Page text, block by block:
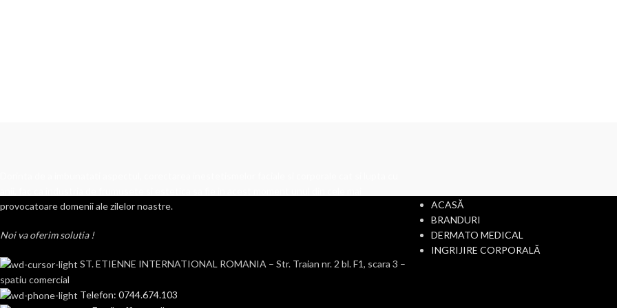
provocatoare domenii ale zilelor noastre.
Noi va oferim solutia !
ST. ETIENNE INTERNATIONAL ROMANIA – Str. Traian nr. 2 bl. F1, scara 3 –
spatiu comercial
Telefon: 0744.674.103
ACASĂ
BRANDURI
DERMATO MEDICAL
INGRIJIRE CORPORALĂ